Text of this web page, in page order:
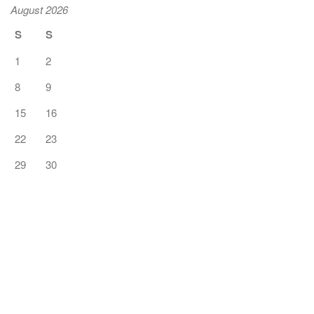
August 2026
S S
1
2
8
9
15
16
22
23
29
30